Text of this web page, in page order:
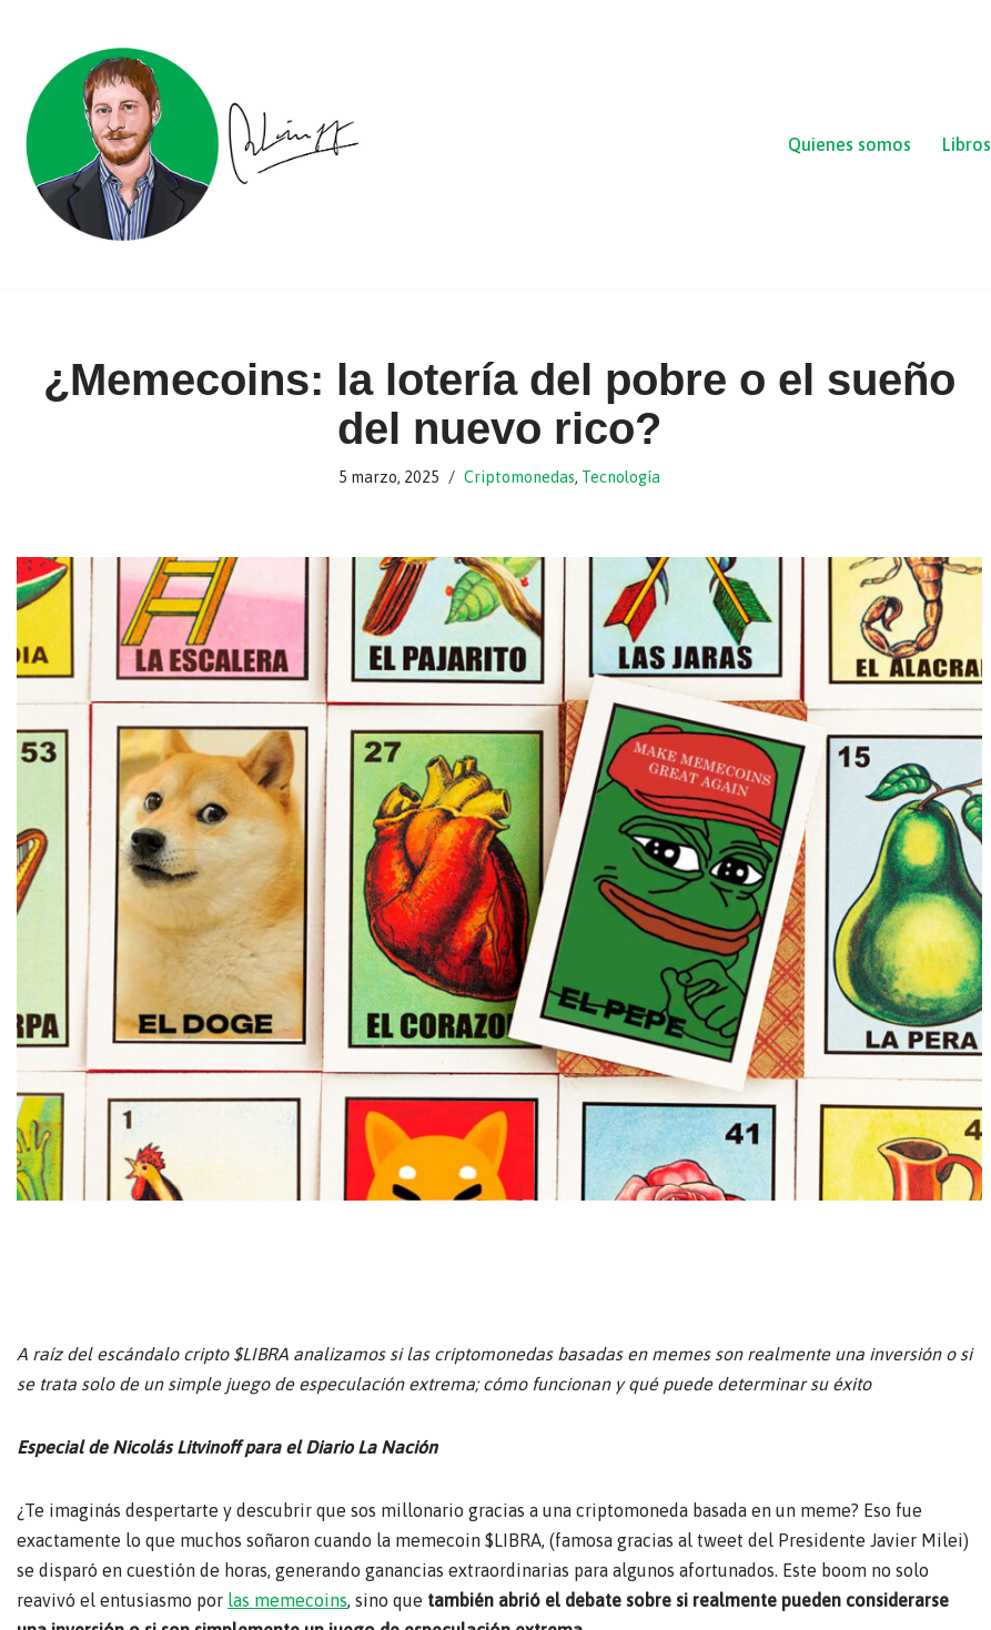
contenido
Quienes somos
Libros
¿Memecoins: la lotería del pobre o el sueño
del nuevo rico?
5 marzo, 2025 Criptomonedas, Tecnología
A raíz del escándalo cripto $LIBRA analizamos si las criptomonedas basadas en memes son realmente una inversión o si
se trata solo de un simple juego de especulación extrema; cómo funcionan y qué puede determinar su éxito
Especial de Nicolás Litvinoff para el Diario La Nación
¿Te imaginás despertarte y descubrir que sos millonario gracias a una criptomoneda basada en un meme? Eso fue
exactamente lo que muchos soñaron cuando la memecoin $LIBRA, (famosa gracias al tweet del Presidente Javier Milei)
se disparó en cuestión de horas, generando ganancias extraordinarias para algunos afortunados. Este boom no solo
reavivó el entusiasmo por las memecoins, sino que también abrió el debate sobre si realmente pueden considerarse